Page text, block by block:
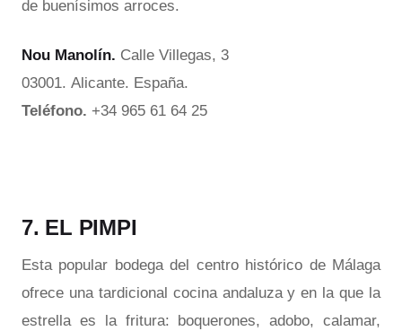
de buenísimos arroces.
Nou Manolín. Calle Villegas, 3
03001. Alicante. España.
Teléfono. +34 965 61 64 25
7. EL PIMPI
Esta popular bodega del centro histórico de Málaga
ofrece una tardicional cocina andaluza y en la que la
estrella es la fritura: boquerones, adobo, calamar,